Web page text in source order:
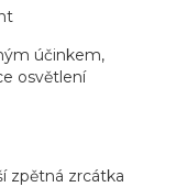
účinkem,
osvětlení
zpětná zrcátka